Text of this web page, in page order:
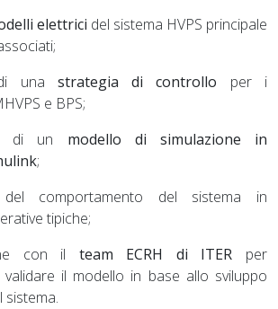
elettrici del sistema HVPS principale
una strategia di controllo per i
e BPS;
di un modello di simulazione in
;
del comportamento del sistema in
tipiche;
con il team ECRH di ITER per
il modello in base allo sviluppo
sistema.